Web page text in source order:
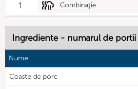
1 Combinaţie
Ingrediente - numarul de
Nume
Coaste de porc